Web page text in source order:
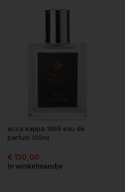
acca kappa 1869 eau de
parfum 100ml
€ 130,00
In winkelmandje